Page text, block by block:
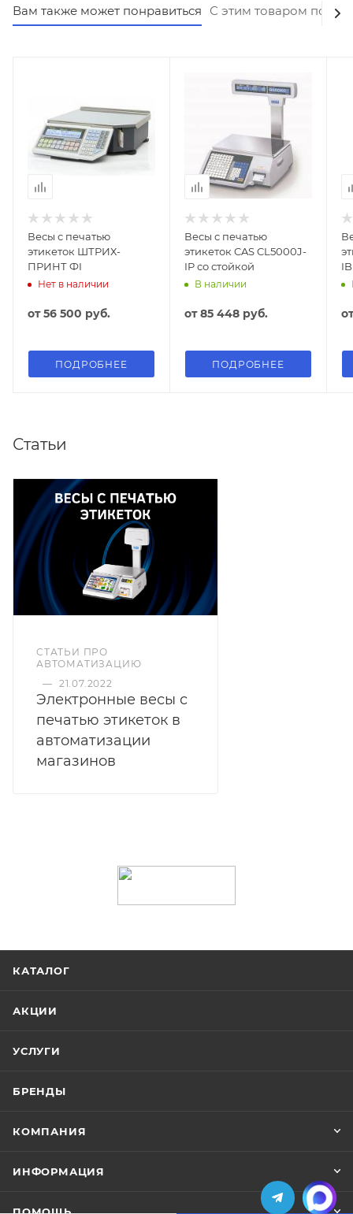
Вам также может понравиться С этим товаром
Весы с печатью
этикеток ШТРИХ-
ПРИНТ ФI
Нет в наличии
от56 500 руб.
ПОДРОБНЕЕ
Весы с печатью
этикеток CAS CL5000J-
IP со стойкой
В наличии
от85 448 руб.
ПОДРОБНЕЕ
Статьи
СТАТЬИ ПРО
АВТОМАТИЗАЦИЮ
— 21.07.2022
Электронные весы с
печатью этикеток в
автоматизации
магазинов
КАТАЛОГ
АКЦИИ
УСЛУГИ
БРЕНДЫ
КОМПАНИЯ
ИНФОРМАЦИЯ
ПОМОЩЬ